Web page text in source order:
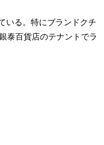
いる。特にブランドクチ
泰百貨店のテナントでラ